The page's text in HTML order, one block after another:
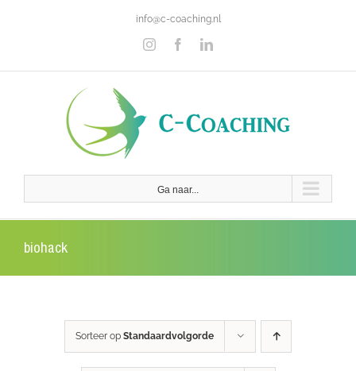
info@c-coaching.nl
InstagramFacebookLinkedIn
Ga naar...
biohack
Sorteer op Standaardvolgorde